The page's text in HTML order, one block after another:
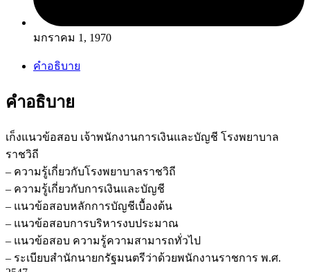
มกราคม 1, 1970
คำอธิบาย
คำอธิบาย
เก็งแนวข้อสอบ เจ้าพนักงานการเงินและบัญชี โรงพยาบาล
ราชวิถี
– ความรู้เกี่ยวกับโรงพยาบาลราชวิถี
– ความรู้เกี่ยวกับการเงินและบัญชี
– แนวข้อสอบหลักการบัญชีเบื้องต้น
– แนวข้อสอบการบริหารงบประมาณ
– แนวข้อสอบ ความรู้ความสามารถทั่วไป
– ระเบียบสำนักนายกรัฐมนตรีว่าด้วยพนักงานราชการ พ.ศ.